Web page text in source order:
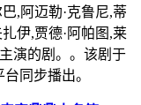
,阿迈勒·克鲁尼,蒂
伊,贾德·阿帕图,莱
演的剧。。该剧于
台同步播出。